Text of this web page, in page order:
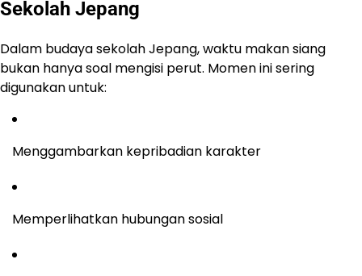
Sekolah Jepang
Dalam budaya sekolah Jepang, waktu makan siang
bukan hanya soal mengisi perut. Momen ini sering
digunakan untuk:
Menggambarkan kepribadian karakter
Memperlihatkan hubungan sosial